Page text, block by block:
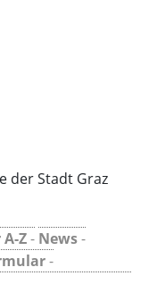
der Stadt Graz
Z- News-
-